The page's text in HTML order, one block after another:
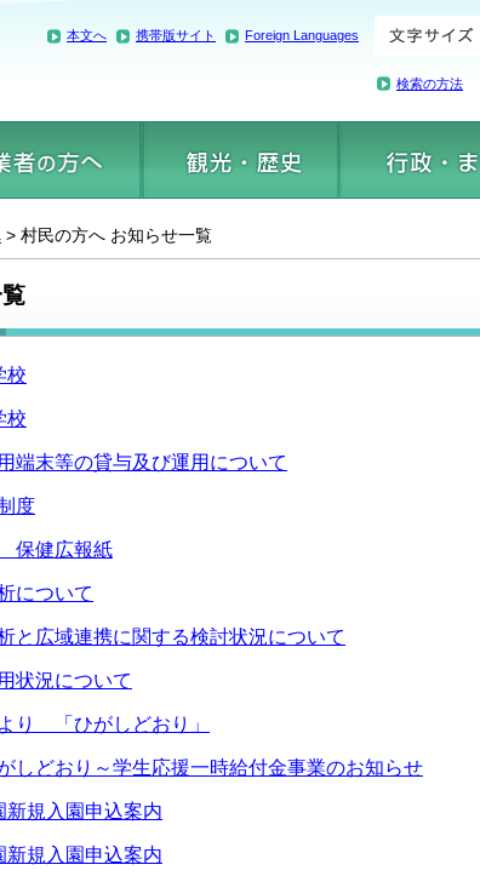
本文へ 携帯版サイト Foreign Languages
検索の方法
> 村民の方へ お知らせ一覧
校
校
端末等の貸与及び運用について
度
保健広報紙
について
と広域連携に関する検討状況について
状況について
り 「ひがしどおり」
しどおり～学生応援一時給付金事業のお知らせ
規入園申込案内
規入園申込案内